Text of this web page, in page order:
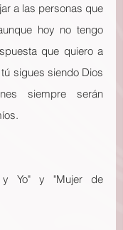
a las personas que
hoy no tengo
que quiero a
sigues siendo Dios
siempre serán
y Yo" y "Mujer de